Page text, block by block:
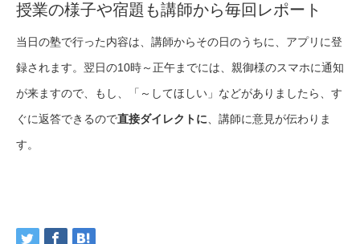
授業の様子や宿題も講師から毎回レポート
当日の塾で行った内容は、講師からその日のうちに、アプリに登
録されます。翌日の10時～正午までには、親御様のスマホに通知
が来ますので、もし、「～してほしい」などがありましたら、す
ぐに返答できるので直接ダイレクトに、講師に意見が伝わりま
す。